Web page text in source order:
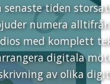
tiden
numera alltifrån
med komplett
digitala
av olika